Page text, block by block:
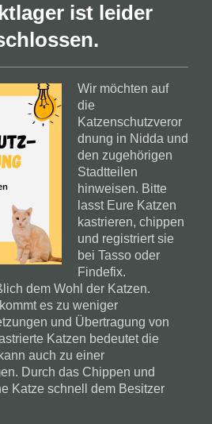
ist leider
Wir möchten auf
die
Katzenschutzveror
dnung in Nidda und
den zugehörigen
Stadtteilen
hinweisen. Bitte
lasst Eure Katzen
kastrieren, chippen
und registriert sie
bei Tasso oder
Findefix.
dem Wohl der Katzen.
es zu weniger
und Übertragung von
Katzen bedeutet die
auch zu einer
Durch das Chippen und
Katze schnell dem Besitzer